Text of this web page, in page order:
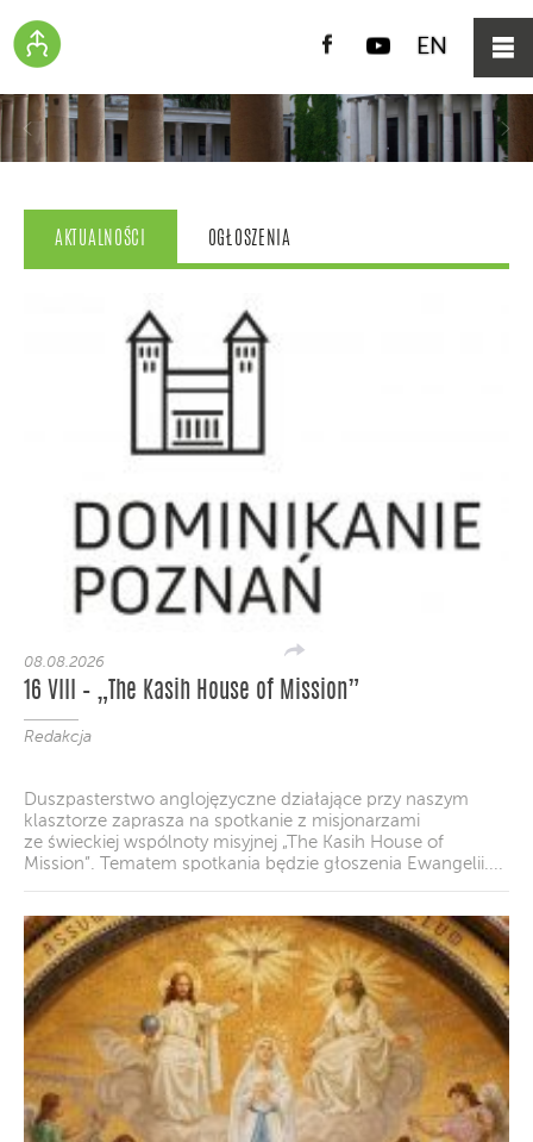
Facebook
YouTube
EN
AKTUALNOŚCI OGŁOSZENIA
08.08.2026
16 VIII – „The Kasih House of Mission”
Redakcja
Duszpasterstwo anglojęzyczne działające przy naszym
klasztorze zaprasza na spotkanie z misjonarzami
ze świeckiej wspólnoty misyjnej „The Kasih House of
Mission”. Tematem spotkania będzie głoszenia Ewangelii....